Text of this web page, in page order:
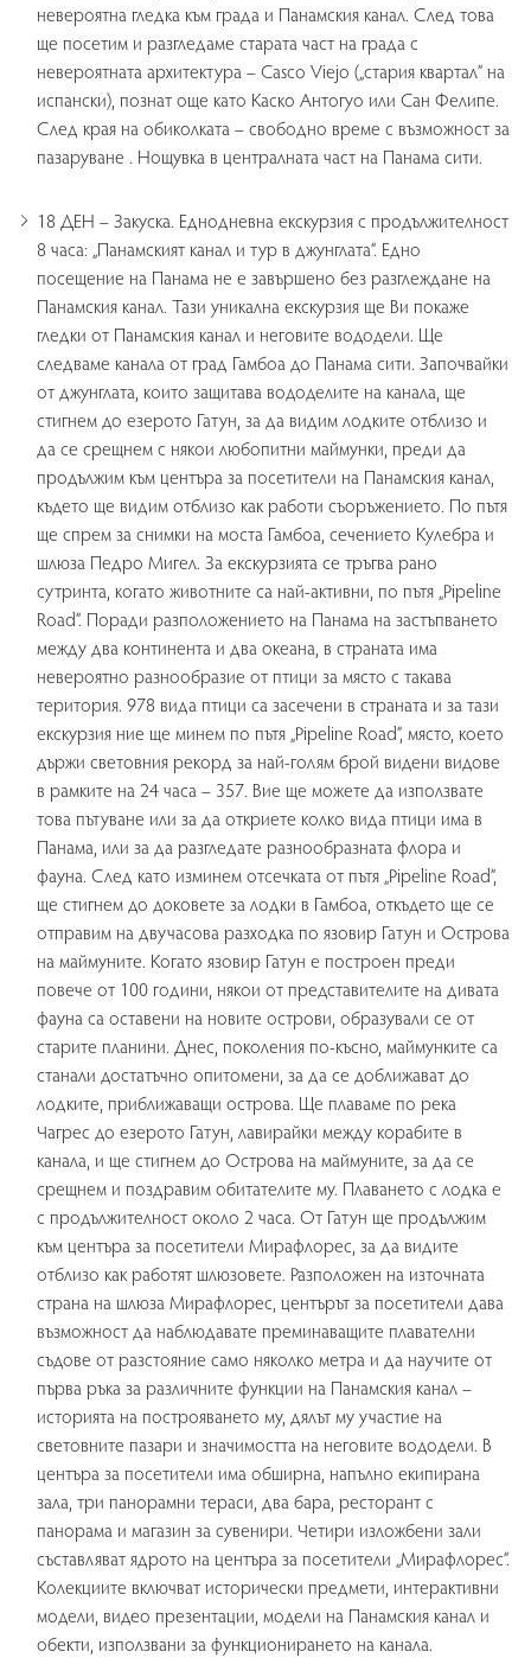
невероятна гледка към града и Панамския канал. След това
ще посетим и разгледаме старата част на града с
невероятната архитектура – Casco Viejo („стария квартал” на
испански), познат още като Каско Антогуо или Сан Фелипе.
След края на обиколката – свободно време с възможност за
пазаруване . Нощувка в централната част на Панама сити.
18 ДЕН – Закуска. Еднодневна екскурзия с продължителност
8 часа: „Панамският канал и тур в джунглата”. Едно
посещение на Панама не е завършено без разглеждане на
Панамския канал. Тази уникална екскурзия ще Ви покаже
гледки от Панамския канал и неговите вододели. Ще
следваме канала от град Гамбоа до Панама сити. Започвайки
от джунглата, които защитава вододелите на канала, ще
стигнем до езерото Гатун, за да видим лодките отблизо и
да се срещнем с някои любопитни маймунки, преди да
продължим към центъра за посетители на Панамския канал,
където ще видим отблизо как работи съоръжението. По пътя
ще спрем за снимки на моста Гамбоа, сечението Кулебра и
шлюза Педро Мигел. За екскурзията се тръгва рано
сутринта, когато животните са най-активни, по пътя „Pipeline
Road”. Поради разположението на Панама на застъпването
между два континента и два океана, в страната има
невероятно разнообразие от птици за място с такава
територия. 978 вида птици са засечени в страната и за тази
екскурзия ние ще минем по пътя „Pipeline Road”, място, което
държи световния рекорд за най-голям брой видени видове
в рамките на 24 часа – 357. Вие ще можете да използвате
това пътуване или за да откриете колко вида птици има в
Панама, или за да разгледате разнообразната флора и
фауна. След като изминем отсечката от пътя „Pipeline Road”,
ще стигнем до доковете за лодки в Гамбоа, откъдето ще се
отправим на двучасова разходка по язовир Гатун и Острова
на маймуните. Когато язовир Гатун е построен преди
повече от 100 години, някои от представителите на дивата
фауна са оставени на новите острови, образували се от
старите планини. Днес, поколения по-късно, маймунките са
станали достатъчно опитомени, за да се доближават до
лодките, приближаващи острова. Ще плаваме по река
Чагрес до езерото Гатун, лавирайки между корабите в
канала, и ще стигнем до Острова на маймуните, за да се
срещнем и поздравим обитателите му. Плаването с лодка е
с продължителност около 2 часа. От Гатун ще продължим
към центъра за посетители Мирафлорес, за да видите
отблизо как работят шлюзовете. Разположен на източната
страна на шлюза Мирафлорес, центърът за посетители дава
възможност да наблюдавате преминаващите плавателни
съдове от разстояние само няколко метра и да научите от
първа ръка за различните функции на Панамския канал –
историята на построяването му, дялът му участие на
световните пазари и значимостта на неговите вододели. В
центъра за посетители има обширна, напълно екипирана
зала, три панорамни тераси, два бара, ресторант с
панорама и магазин за сувенири. Четири изложбени зали
съставляват ядрото на центъра за посетители „Мирафлорес”.
Колекциите включват исторически предмети, интерактивни
модели, видео презентации, модели на Панамския канал и
обекти, използвани за функционирането на канала.